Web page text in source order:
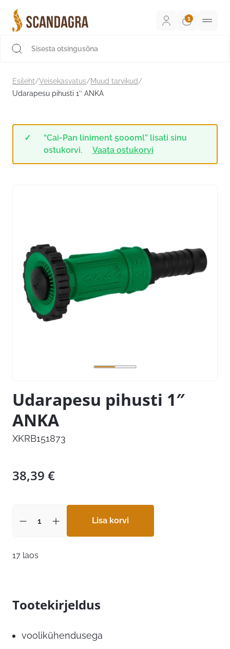
sisu
juurde
Esileht/Veisekasvatus/Muud tarvikud/
Udarapesu pihusti 1″ ANKA
“Cai-Pan liniment 5000ml” lisati sinu
ostukorvi.
Vaata ostukorvi
Udarapesu pihusti 1″
ANKA
XKRB151873
38,39 €
Lisa korvi
17 laos
Tootekirjeldus
voolikühendusega